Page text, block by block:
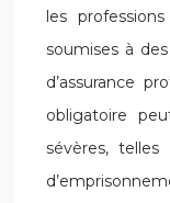
les
soumises à
d’assurance
obligatoire
sévères,